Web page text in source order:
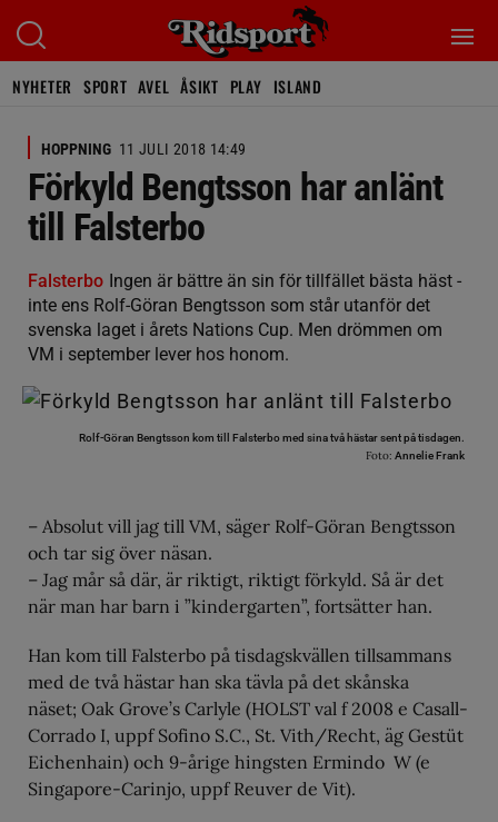
NYHETER SPORT AVEL ÅSIKT PLAY ISLAND
HOPPNING 11 JULI 2018 14:49
Förkyld Bengtsson har anlänt
till Falsterbo
Falsterbo Ingen är bättre än sin för tillfället bästa häst -
inte ens Rolf-Göran Bengtsson som står utanför det
svenska laget i årets Nations Cup. Men drömmen om
VM i september lever hos honom.
Rolf-Göran Bengtsson kom till Falsterbo med sina två hästar sent på tisdagen.
Foto: Annelie Frank
– Absolut vill jag till VM, säger Rolf-Göran Bengtsson
och tar sig över näsan.
– Jag mår så där, är riktigt, riktigt förkyld. Så är det
när man har barn i ”kindergarten”, fortsätter han.
Han kom till Falsterbo på tisdagskvällen tillsammans
med de två hästar han ska tävla på det skånska
näset; Oak Grove’s Carlyle (HOLST val f 2008 e Casall-
Corrado I, uppf Sofino S.C., St. Vith/Recht, äg Gestüt
Eichenhain) och 9-årige hingsten Ermindo W (e
Singapore-Carinjo, uppf Reuver de Vit).